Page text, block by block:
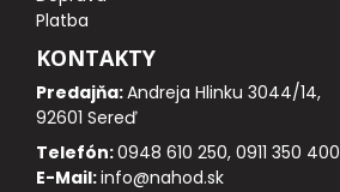
Platba
KONTAKTY
Predajňa:Andreja Hlinku 3044/14,
92601 Sereď
Telefón:0948 610 250, 0911 350 400
E-Mail:info@nahod.sk
NAVIJAKY
PREDNÁ BRZDA